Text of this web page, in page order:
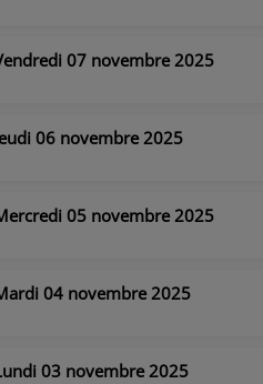
07 novembre 2025
06 novembre 2025
05 novembre 2025
04 novembre 2025
03 novembre 2025